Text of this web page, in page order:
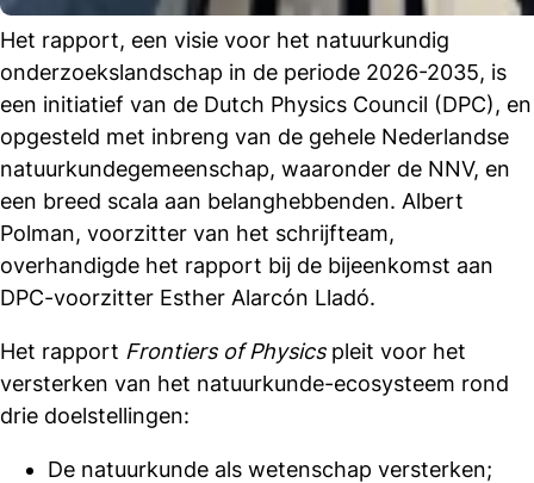
Het rapport, een visie voor het natuurkundig
onderzoekslandschap in de periode 2026-2035, is
een initiatief van de Dutch Physics Council (DPC), en
opgesteld met inbreng van de gehele Nederlandse
natuurkundegemeenschap, waaronder de NNV, en
een breed scala aan belanghebbenden. Albert
Polman, voorzitter van het schrijfteam,
overhandigde het rapport bij de bijeenkomst aan
DPC-voorzitter Esther Alarcón Lladó.
Het rapport Frontiers of Physicspleit voor het
versterken van het natuurkunde-ecosysteem rond
drie doelstellingen:
De natuurkunde als wetenschap versterken;